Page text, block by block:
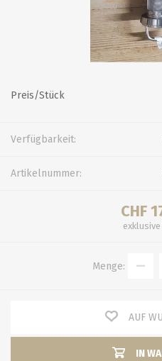
Preis/Stück
Verfügbarkeit:
Artikelnummer:
CHF
exklusive
Menge:
AUF
IN